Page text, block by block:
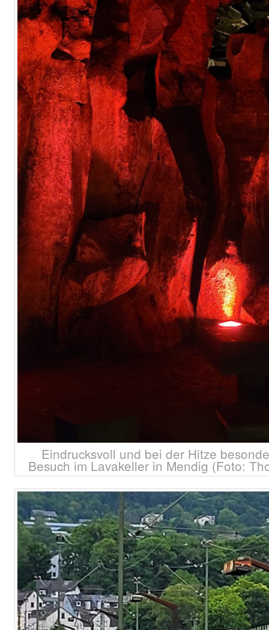
Eindrucksvoll und bei der Hitze
Besuch im Lavakeller in Mendig (Foto: